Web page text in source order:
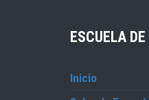
ESCUELA DE
Inicio